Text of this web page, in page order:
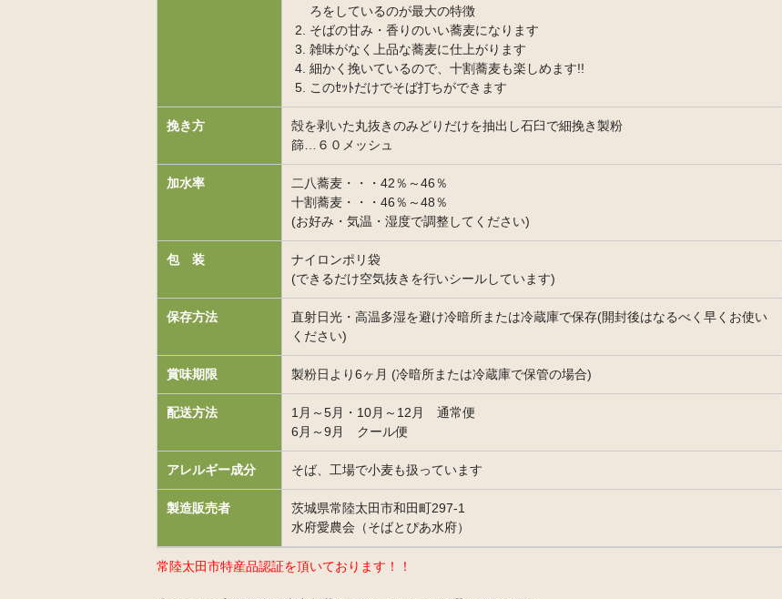
ろをしているのが最大の特徴
そばの甘み・香りのいい蕎麦になります
雑味がなく上品な蕎麦に仕上がります
細かく挽いているので、十割蕎麦も楽しめます!!
このｾｯﾄだけでそば打ちができます
挽き方
殻を剥いた丸抜きのみどりだけを抽出し石臼で細挽き製粉
篩…６０メッシュ
加水率
二八蕎麦・・・42％～46％
十割蕎麦・・・46％～48％
(お好み・気温・湿度で調整してください)
包 装
ナイロンポリ袋
(できるだけ空気抜きを行いシールしています)
保存方法
直射日光・高温多湿を避け冷暗所または冷蔵庫で保存(開封後はなるべく早くお使い
ください)
賞味期限 製粉日より6ヶ月 (冷暗所または冷蔵庫で保管の場合)
配送方法
1月～5月・10月～12月 通常便
6月～9月 クール便
アレルギー成分 そば、工場で小麦も扱っています
製造販売者
茨城県常陸太田市和田町297-1
水府愛農会（そばとぴあ水府）
常陸太田市特産品認証を頂いております！！